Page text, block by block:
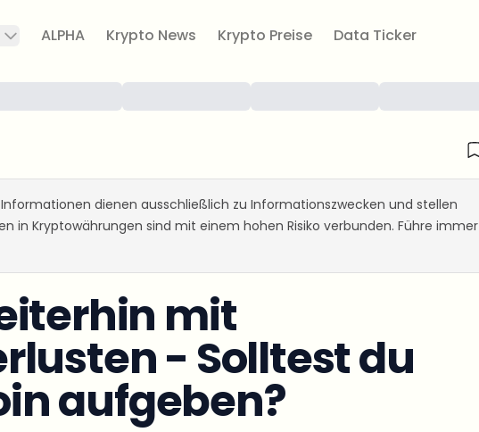
ALPHA Krypto News Krypto Preise Data Ticker
dienen ausschließlich zu Informationszwecken und stellen
in Kryptowährungen sind mit einem hohen Risiko verbunden. Führe immer
mit
- Solltest du
aufgeben?